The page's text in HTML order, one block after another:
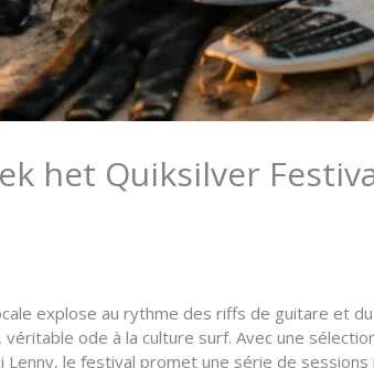
het Quiksilver
explose au rythme des riffs de guitare et
ode à la culture surf. Avec une
le festival promet une série de